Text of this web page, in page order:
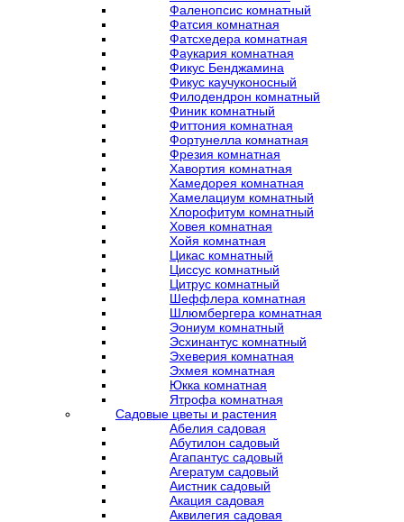
Фаленопсис комнатный
Фатсия комнатная
Фатсхедера комнатная
Фаукария комнатная
Фикус Бенджамина
Фикус каучуконосный
Филодендрон комнатный
Финик комнатный
Фиттония комнатная
Фортунелла комнатная
Фрезия комнатная
Хавортия комнатная
Хамедорея комнатная
Хамелациум комнатный
Хлорофитум комнатный
Ховея комнатная
Хойя комнатная
Цикас комнатный
Циссус комнатный
Цитрус комнатный
Шеффлера комнатная
Шлюмбергера комнатная
Эониум комнатный
Эсхинантус комнатный
Эхеверия комнатная
Эхмея комнатная
Юкка комнатная
Ятрофа комнатная
Садовые цветы и растения
Абелия садовая
Абутилон садовый
Агапантус садовый
Агератум садовый
Аистник садовый
Акация садовая
Аквилегия садовая